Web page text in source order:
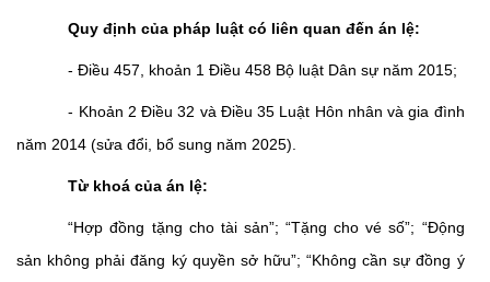
Quy định của pháp luật có liên quan đến án lệ:
- Điều 457, khoản 1 Điều 458 Bộ luật Dân sự năm 2015;
- Khoản 2 Điều 32 và Điều35 Luật Hôn nhân và gia đình
năm 2014 (sửa đổi, bổ sung năm 2025).
Từ khoá của án lệ:
“Hợp đồng tặng cho tài sản”; “Tặng cho vé số”; “Động
sản không phải đăng ký quyền sở hữu”; “Không cần sự đồng ý